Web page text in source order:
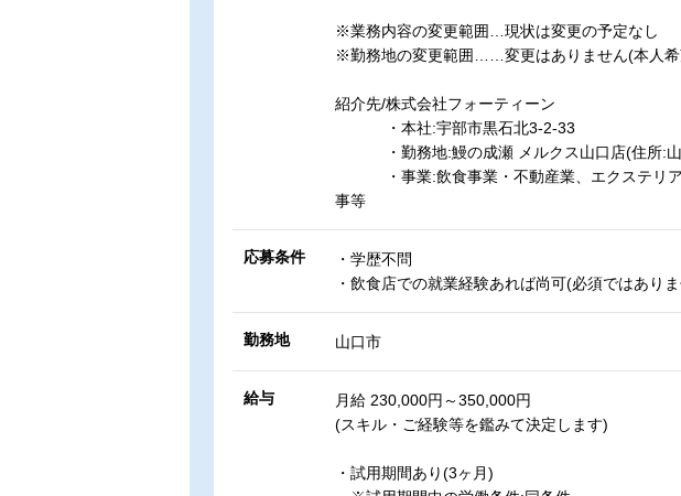
※業務内容の変更範囲…現状は変更の予定なし
※勤務地の変更範囲……変更はありません(本人希
紹介先/株式会社フォーティーン
・本社:宇部市黒石北3-2-33
・勤務地:鰻の成瀬 メルクス山口店(住所:山
・事業:飲食事業・不動産業、エクステリア
事等
応募条件
・学歴不問
・飲食店での就業経験あれば尚可(必須ではあり
勤務地 山口市
給与
月給 230,000円～350,000円
(スキル・ご経験等を鑑みて決定します)
・試用期間あり(3ヶ月)